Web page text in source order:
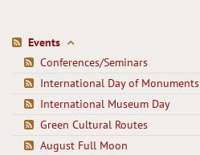
Events
Conferences/Seminars
International Day of Monuments
International Museum Day
Green Cultural Routes
August Full Moon